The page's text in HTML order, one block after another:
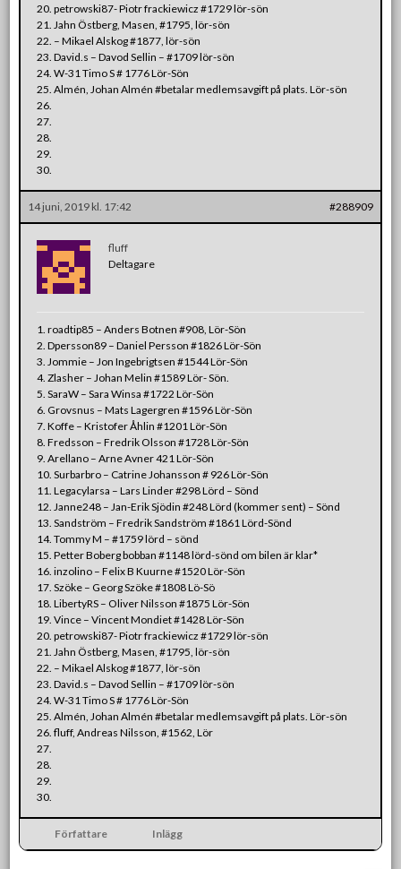
20. petrowski87- Piotr frackiewicz #1729 lör-sön
21. Jahn Östberg, Masen, #1795, lör-sön
22. – Mikael Alskog #1877, lör-sön
23. David.s – Davod Sellin – #1709 lör-sön
24. W-31 Timo S # 1776 Lör-Sön
25. Almén, Johan Almén #betalar medlemsavgift på plats. Lör-sön
26.
27.
28.
29.
30.
14 juni, 2019 kl. 17:42 #288909
fluff
Deltagare
1. roadtip85 – Anders Botnen #908, Lör-Sön
2. Dpersson89 – Daniel Persson #1826 Lör-Sön
3. Jommie – Jon Ingebrigtsen #1544 Lör-Sön
4. Zlasher – Johan Melin #1589 Lör- Sön.
5. SaraW – Sara Winsa #1722 Lör-Sön
6. Grovsnus – Mats Lagergren #1596 Lör-Sön
7. Koffe – Kristofer Åhlin #1201 Lör-Sön
8. Fredsson – Fredrik Olsson #1728 Lör-Sön
9. Arellano – Arne Avner 421 Lör-Sön
10. Surbarbro – Catrine Johansson # 926 Lör-Sön
11. Legacylarsa – Lars Linder #298 Lörd – Sönd
12. Janne248 – Jan-Erik Sjödin #248 Lörd (kommer sent) – Sönd
13. Sandström – Fredrik Sandström #1861 Lörd-Sönd
14. Tommy M – #1759 lörd – sönd
15. Petter Boberg bobban #1148 lörd-sönd om bilen är klar*
16. inzolino – Felix B Kuurne #1520 Lör-Sön
17. Szöke – Georg Szöke #1808 Lö-Sö
18. LibertyRS – Oliver Nilsson #1875 Lör-Sön
19. Vince – Vincent Mondiet #1428 Lör-Sön
20. petrowski87- Piotr frackiewicz #1729 lör-sön
21. Jahn Östberg, Masen, #1795, lör-sön
22. – Mikael Alskog #1877, lör-sön
23. David.s – Davod Sellin – #1709 lör-sön
24. W-31 Timo S # 1776 Lör-Sön
25. Almén, Johan Almén #betalar medlemsavgift på plats. Lör-sön
26. fluff, Andreas Nilsson, #1562, Lör
27.
28.
29.
30.
Författare Inlägg